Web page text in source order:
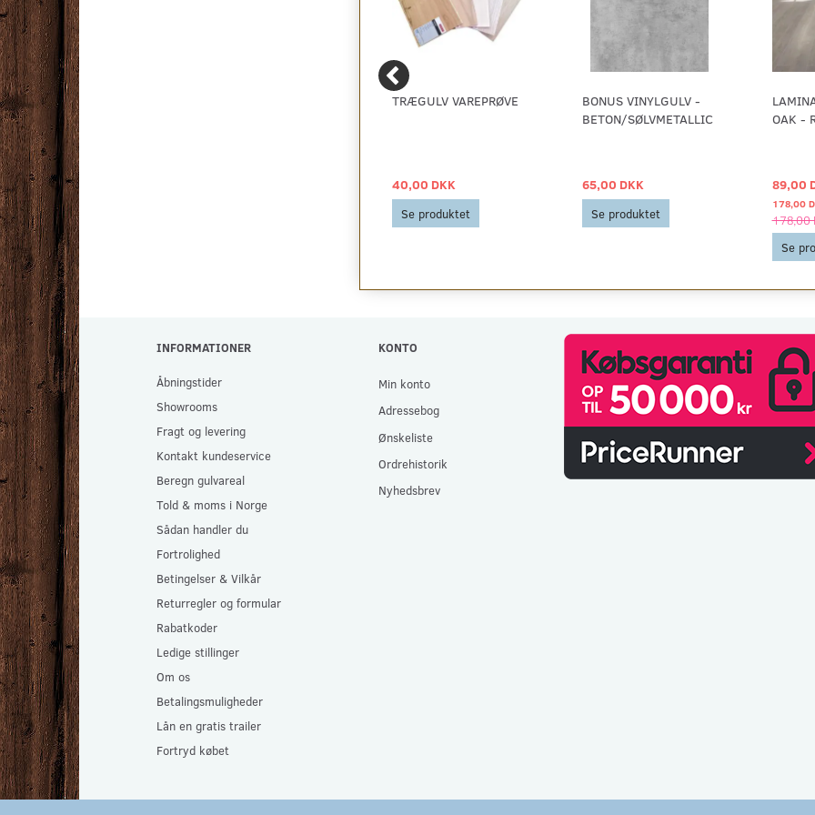
ZORBA+ - BILLIGT
BOUCLE GULVTÆPPE -
RESTPARTI, FLERE
FARVER
49,00 DKK
Se produktet
TRÆGULV VAREPRØVE
40,00 DKK
Se produktet
BONUS VINYLGULV -
BETON/SØLVMETALLIC
65,00 DKK
Se produktet
OAK -
89,00
178,00
178,00
Se
INFORMATIONER
Åbningstider
Showrooms
Fragt og levering
Kontakt kundeservice
Beregn gulvareal
Told & moms i Norge
Sådan handler du
Fortrolighed
Betingelser & Vilkår
Returregler og formular
Rabatkoder
Ledige stillinger
Om os
Betalingsmuligheder
Lån en gratis trailer
Fortryd købet
KONTO
Min konto
Adressebog
Ønskeliste
Ordrehistorik
Nyhedsbrev